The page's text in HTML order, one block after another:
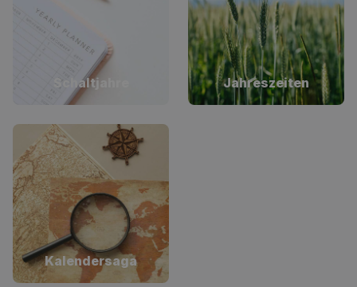
Schaltjahre Jahreszeiten
Kalendersaga